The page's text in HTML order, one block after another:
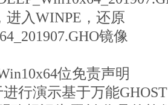
进入WINPE，还原
镜像
位免责声明
行演示基于万能